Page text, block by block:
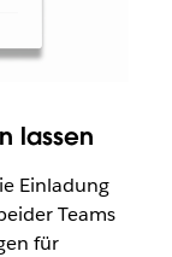
lassen
Einladung
Teams
für